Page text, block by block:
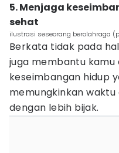
5. Menjaga
sehat
ilustrasi seseorang berolahraga
Berkata tidak pada
juga membantu kamu
keseimbangan hidup
memungkinkan
dengan lebih bijak.